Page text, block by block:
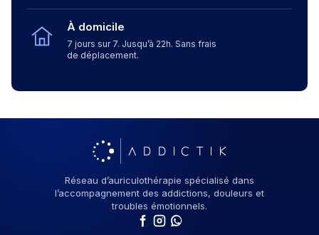
À domicile
7 jours sur 7. Jusqu’à 22h. Sans frais
de déplacement.
Réseau d’auriculothérapie spécialisé dans
l’accompagnement des addictions, douleurs et
troubles émotionnels.